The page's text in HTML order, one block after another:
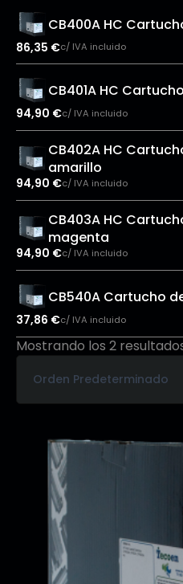
CB400A HC
86,35 €c/ IVA incluido
CB401A HC
94,90 €c/ IVA incluido
CB402A HC
amarillo
94,90 €c/ IVA incluido
CB403A HC
magenta
94,90 €c/ IVA incluido
CB540A Cartucho
37,86 €c/ IVA incluido
Mostrando los 2